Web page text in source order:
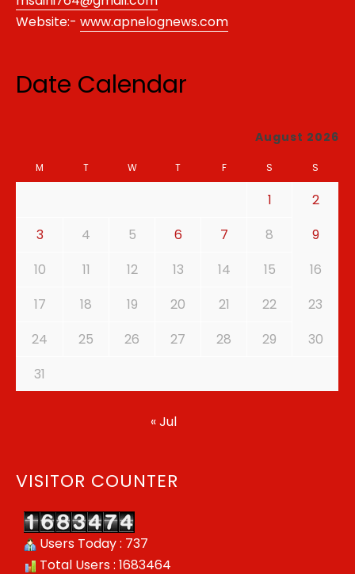
Website:- www.apnelognews.com
Date Calendar
August 2026
M T W T F S S
1
2
3
4 5 6 7 8
9
10
11 12 13 14 15
16
17
18 19 20 21 22
23
24
25 26 27 28 29
30
31
« Jul
VISITOR COUNTER
Users Today : 737
Total Users : 1683464